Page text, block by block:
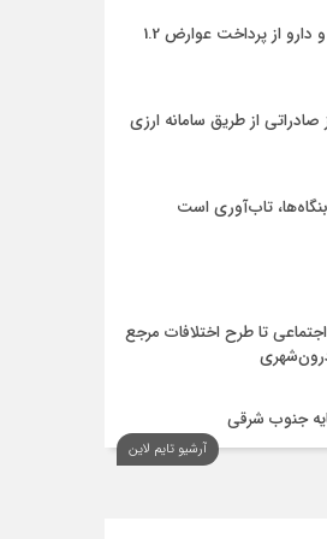
معافیت 199 کالای اساسی کشاورزی و دارو از پرداخت عوارض 1.2
از طریق سامانه ارزی
تاب‌آوری است
اجتماعی تا طرح اختلافات مرجع
جنوب شرقی
آرشیو تایم لاین